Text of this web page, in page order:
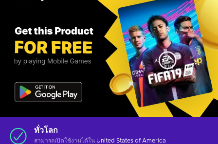
ทั่วโลก
สามารถเปิดใช้งานได้ใน United States of America